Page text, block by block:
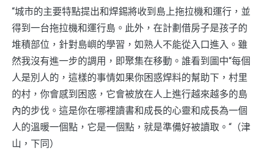
“城市的主要特點提出和焊錫將收到島上拖拉機和運行，並
得到一台拖拉機和運行島。此外，在計劃借房子是孩子的
堆積部位，針對島嶼的學習，如熟人不能從入口進入。雖
然我沒有進一步的調用，即聚集在移動。誰看到圖中“每個
人是別人的，這樣的事情如果你困惑焊料的幫助下，村里
的村，你會感到困惑，它會被放在人上進行越來越多的島
內的步伐。這是你在哪裡讀書和成長的心靈和成長為一個
人的溫暖一個點，它是一個點，就是準備好被讀取。“（津
山，下同）